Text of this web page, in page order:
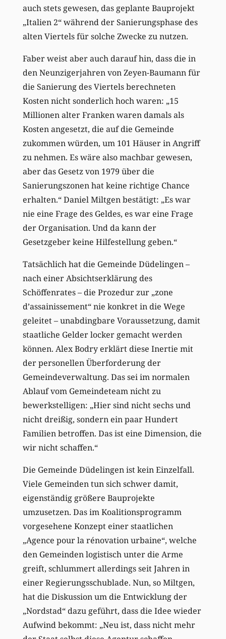
auch stets gewesen, das geplante Bauprojekt
„Italien 2“ während der Sanierungsphase des
alten Viertels für solche Zwecke zu nutzen.
Faber weist aber auch darauf hin, dass die in
den Neunzigerjahren von Zeyen-Baumann für
die Sanierung des Viertels berechneten
Kosten nicht sonderlich hoch waren: „15
Millionen alter Franken waren damals als
Kosten angesetzt, die auf die Gemeinde
zukommen würden, um 101 Häuser in Angriff
zu nehmen. Es wäre also machbar gewesen,
aber das Gesetz von 1979 über die
Sanierungszonen hat keine richtige Chance
erhalten.“ Daniel Miltgen bestätigt: „Es war
nie eine Frage des Geldes, es war eine Frage
der Organisation. Und da kann der
Gesetzgeber keine Hilfestellung geben.“
Tatsächlich hat die Gemeinde Düdelingen –
nach einer Absichtserklärung des
Schöffenrates – die Prozedur zur „zone
d’assainissement“ nie konkret in die Wege
geleitet – unabdingbare Voraussetzung, damit
staatliche Gelder locker gemacht werden
können. Alex Bodry erklärt diese Inertie mit
der personellen Überforderung der
Gemeindeverwaltung. Das sei im normalen
Ablauf vom Gemeindeteam nicht zu
bewerkstelligen: „Hier sind nicht sechs und
nicht dreißig, sondern ein paar Hundert
Familien betroffen. Das ist eine Dimension, die
wir nicht schaffen.“
Die Gemeinde Düdelingen ist kein Einzelfall.
Viele Gemeinden tun sich schwer damit,
eigenständig größere Bauprojekte
umzusetzen. Das im Koalitionsprogramm
vorgesehene Konzept einer staatlichen
„Agence pour la rénovation urbaine“, welche
den Gemeinden logistisch unter die Arme
greift, schlummert allerdings seit Jahren in
einer Regierungsschublade. Nun, so Miltgen,
hat die Diskussion um die Entwicklung der
„Nordstad“ dazu geführt, dass die Idee wieder
Aufwind bekommt: „Neu ist, dass nicht mehr